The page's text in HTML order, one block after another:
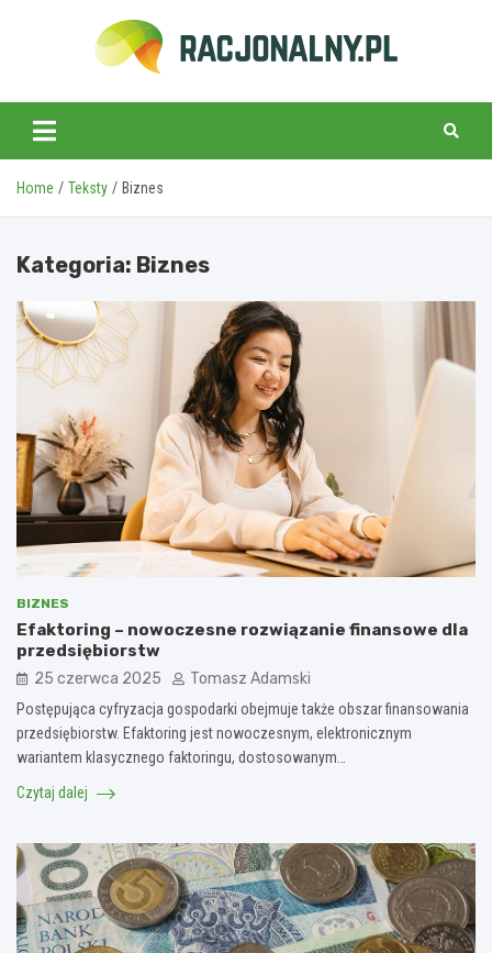
racjonalny.pl
Home Teksty Biznes
Kategoria: Biznes
BIZNES
Efaktoring – nowoczesne rozwiązanie finansowe dla
przedsiębiorstw
25 czerwca 2025 Tomasz Adamski
Postępująca cyfryzacja gospodarki obejmuje także obszar finansowania
przedsiębiorstw. Efaktoring jest nowoczesnym, elektronicznym
wariantem klasycznego faktoringu, dostosowanym…
Czytaj dalej